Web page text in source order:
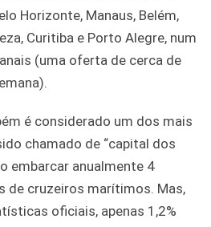
Horizonte, Manaus, Belém,
Curitiba e Porto Alegre, num
(uma oferta de cerca de
é considerado um dos mais
chamado de “capital dos
embarcar anualmente 4
de cruzeiros marítimos. Mas,
oficiais, apenas 1,2%